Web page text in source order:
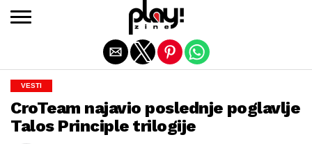
VESTI
CroTeam najavio poslednje poglavlje
Talos Principle trilogije
Exit mobile version